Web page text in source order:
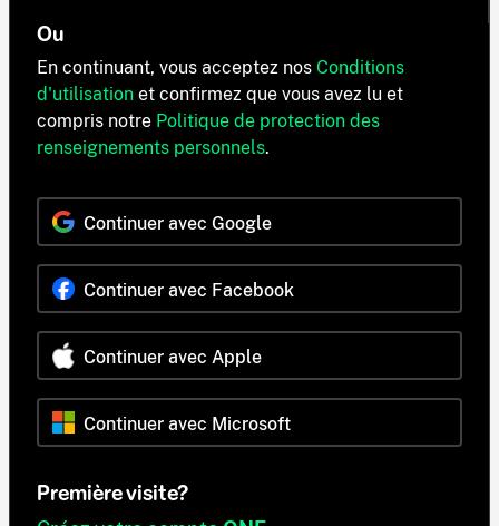
Ou
En continuant, vous acceptez nos Conditions
d'utilisation et confirmez que vous avez lu et
compris notre Politique de protection des
renseignements personnels.
Continuer avec Google
Continuer avec Facebook
Continuer avec Apple
Continuer avec Microsoft
Première visite?